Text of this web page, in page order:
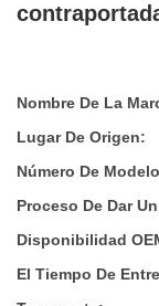
Nombre De La
Lugar De Origen:
Número De
Proceso De Dar
Disponibilidad
El Tiempo De